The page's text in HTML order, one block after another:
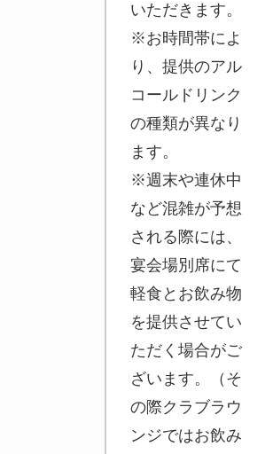
いただきます。
※お時間帯によ
り、提供のアル
コールドリンク
の種類が異なり
ます。
※週末や連休中
など混雑が予想
される際には、
宴会場別席にて
軽食とお飲み物
を提供させてい
ただく場合がご
ざいます。（そ
の際クラブラウ
ンジではお飲み